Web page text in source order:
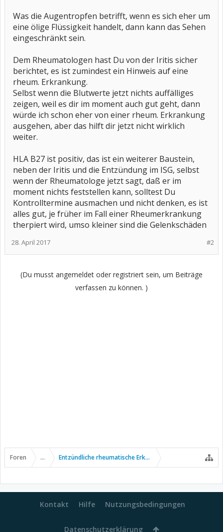
Was die Augentropfen betrifft, wenn es sich eher um
eine ölige Flüssigkeit handelt, dann kann das Sehen
eingeschränkt sein.
Dem Rheumatologen hast Du von der Iritis sicher
berichtet, es ist zumindest ein Hinweis auf eine
rheum. Erkrankung.
Selbst wenn die Blutwerte jetzt nichts auffälliges
zeigen, weil es dir im moment auch gut geht, dann
würde ich schon eher von einer rheum. Erkrankung
ausgehen, aber das hilft dir jetzt nicht wirklich
weiter.
HLA B27 ist positiv, das ist ein weiterer Baustein,
neben der Iritis und die Entzündung im ISG, selbst
wenn der Rheumatologe jetzt sagt, daß er im
moment nichts feststellen kann, solltest Du
Kontrolltermine ausmachen und nicht denken, es ist
alles gut, je früher im Fall einer Rheumerkrankung
therpiert wird, umso kleiner sind die Gelenkschäden
#2
28. April 2017
(Du musst angemeldet oder registriert sein, um Beiträge
verfassen zu können. )
Foren ... Entzündliche rheumatische Erkrankungen
Kontakt Hilfe Nutzungsbedingungen
Datenschutzerklärung